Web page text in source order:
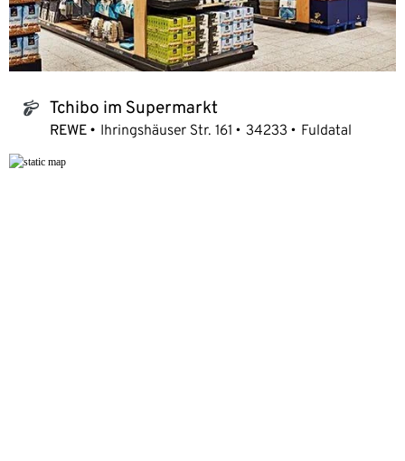
tchibo_logo Tchibo im Supermarkt
REWE Ihringshäuser Str. 161 34233 Fuldatal